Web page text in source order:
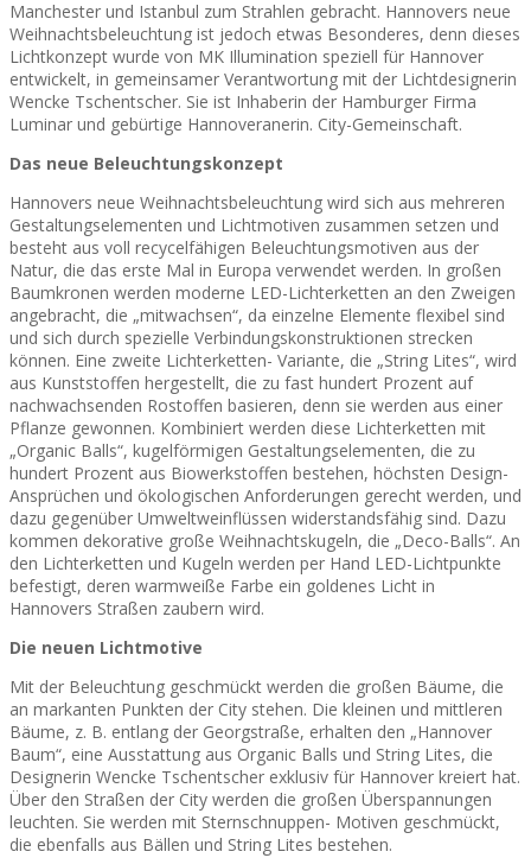
Manchester und Istanbul zum Strahlen gebracht. Hannovers neue
Weihnachtsbeleuchtung ist jedoch etwas Besonderes, denn dieses
Lichtkonzept wurde von MK Illumination speziell für Hannover
entwickelt, in gemeinsamer Verantwortung mit der Lichtdesignerin
Wencke Tschentscher. Sie ist Inhaberin der Hamburger Firma
Luminar und gebürtige Hannoveranerin. City-Gemeinschaft.
Das neue Beleuchtungskonzept
Hannovers neue Weihnachtsbeleuchtung wird sich aus mehreren
Gestaltungselementen und Lichtmotiven zusammen setzen und
besteht aus voll recycelfähigen Beleuchtungsmotiven aus der
Natur, die das erste Mal in Europa verwendet werden. In großen
Baumkronen werden moderne LED-Lichterketten an den Zweigen
angebracht, die „mitwachsen“, da einzelne Elemente flexibel sind
und sich durch spezielle Verbindungskonstruktionen strecken
können. Eine zweite Lichterketten- Variante, die „String Lites“, wird
aus Kunststoffen hergestellt, die zu fast hundert Prozent auf
nachwachsenden Rostoffen basieren, denn sie werden aus einer
Pflanze gewonnen. Kombiniert werden diese Lichterketten mit
„Organic Balls“, kugelförmigen Gestaltungselementen, die zu
hundert Prozent aus Biowerkstoffen bestehen, höchsten Design-
Ansprüchen und ökologischen Anforderungen gerecht werden, und
dazu gegenüber Umweltweinflüssen widerstandsfähig sind. Dazu
kommen dekorative große Weihnachtskugeln, die „Deco-Balls“. An
den Lichterketten und Kugeln werden per Hand LED-Lichtpunkte
befestigt, deren warmweiße Farbe ein goldenes Licht in
Hannovers Straßen zaubern wird.
Die neuen Lichtmotive
Mit der Beleuchtung geschmückt werden die großen Bäume, die
an markanten Punkten der City stehen. Die kleinen und mittleren
Bäume, z. B. entlang der Georgstraße, erhalten den „Hannover
Baum“, eine Ausstattung aus Organic Balls und String Lites, die
Designerin Wencke Tschentscher exklusiv für Hannover kreiert hat.
Über den Straßen der City werden die großen Überspannungen
leuchten. Sie werden mit Sternschnuppen- Motiven geschmückt,
die ebenfalls aus Bällen und String Lites bestehen.